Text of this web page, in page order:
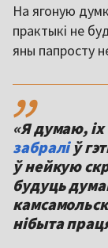
На ягоную
практыкі не
яны папросту
,,
«Я думаю,
забраліў
ў нейкую
будуць
нібыта